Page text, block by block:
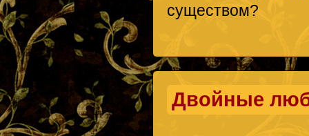
существом?
Двойные